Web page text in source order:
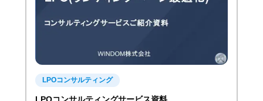
LPOコンサルティング
LPOコンサルティングサービス資料